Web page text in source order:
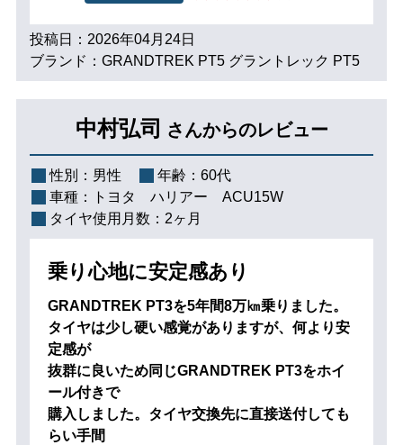
投稿日：2026年04月24日
ブランド：GRANDTREK PT5 グラントレック PT5
中村弘司 さんからのレビュー
性別： 男性 年齢： 60代
車種：
トヨタ ハリアー ACU15W
タイヤ使用月数： 2ヶ月
乗り心地に安定感あり
GRANDTREK PT3を5年間8万㎞乗りました。
タイヤは少し硬い感覚がありますが、何より安
定感が
抜群に良いため同じGRANDTREK PT3をホイ
ール付きで
購入しました。タイヤ交換先に直接送付しても
らい手間